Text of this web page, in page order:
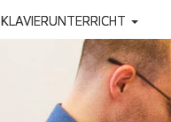
KLAVIERUNTERRICHT